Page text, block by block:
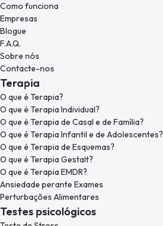
Como funciona
Empresas
Blogue
F.A.Q.
Sobre nós
Contacte-nos
Terapia
O que é Terapia?
O que é Terapia Individual?
O que é Terapia de Casal e de Família?
O que é Terapia Infantil e de Adolescentes?
O que é Terapia de Esquemas?
O que é Terapia Gestalt?
O que é Terapia EMDR?
Ansiedade perante Exames
Perturbações Alimentares
Testes psicológicos